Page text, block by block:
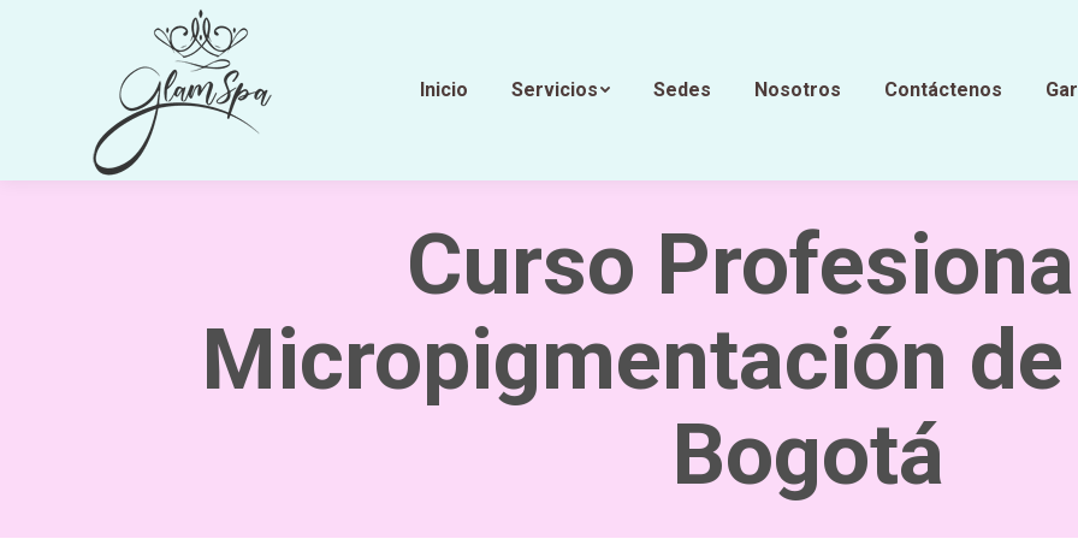
Inicio Servicios Sedes Nosotros Contáctenos
Curso
Micropigmentación de
Bogotá